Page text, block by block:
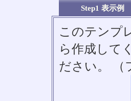
Step1 表示例
このテンプ
ら作成して
ださい。 （